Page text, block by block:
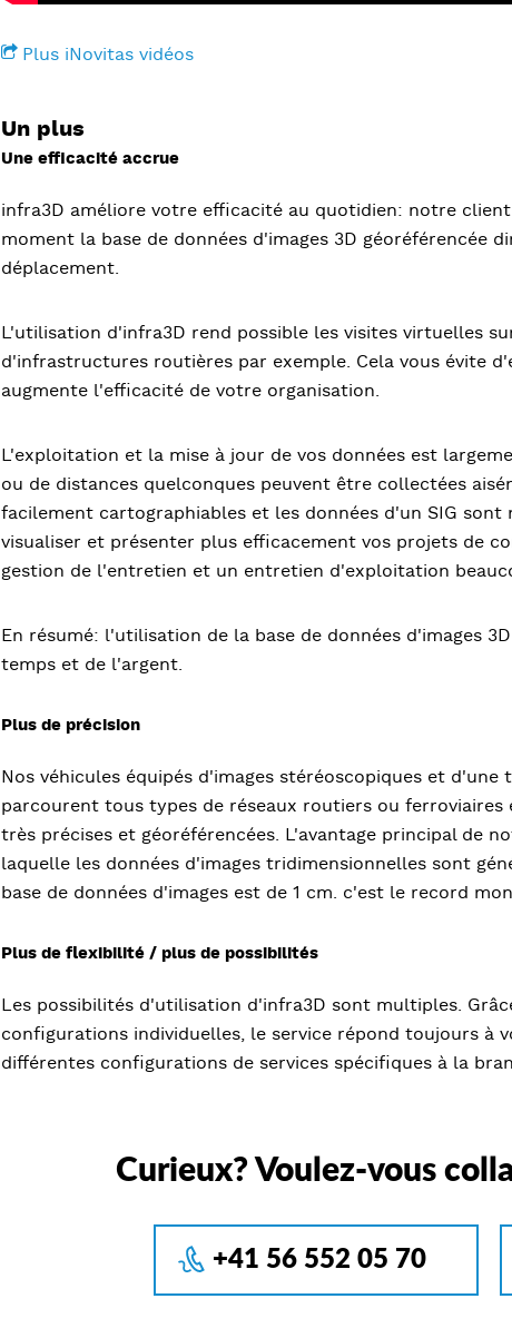
Plus iNovitas vidéos
Un plus
Une efficacité accrue
infra3D améliore votre efficacité au quotidien: notre
moment la base de données d'images 3D géoréférencée
déplacement.
L'utilisation d'infra3D rend possible les visites virtuelles
d'infrastructures routières par exemple. Cela vous évite
augmente l'efficacité de votre organisation.
L'exploitation et la mise à jour de vos données est
ou de distances quelconques peuvent être collectées
facilement cartographiables et les données d'un SIG
visualiser et présenter plus efficacement vos projets de
gestion de l'entretien et un entretien d'exploitation
En résumé: l'utilisation de la base de données d'images
temps et de l'argent.
Plus de précision
Nos véhicules équipés d'images stéréoscopiques et
parcourent tous types de réseaux routiers ou ferroviaires
très précises et géoréférencées. L'avantage principal de
laquelle les données d'images tridimensionnelles sont
base de données d'images est de 1 cm. c'est le record
Plus de flexibilité / plus de possibilités
Les possibilités d'utilisation d'infra3D sont multiples.
configurations individuelles, le service répond toujours à
différentes configurations de services spécifiques à la
Curieux? Voulez-vous
+41 56 552 05 70